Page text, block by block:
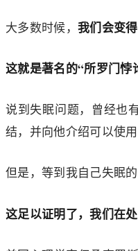
大多数时候，我们会变
这就是著名的“所罗门悖
说到失眠问题，曾经也
结，并向他介绍可以使
但是，等到我自己失眠
这足以证明了，我们在